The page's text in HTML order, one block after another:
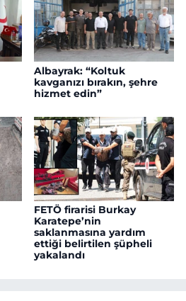
Albayrak: “Koltuk
kavganızı bırakın, şehre
hizmet edin”
FETÖ firarisi Burkay
Karatepe’nin
saklanmasına yardım
ettiği belirtilen şüpheli
yakalandı